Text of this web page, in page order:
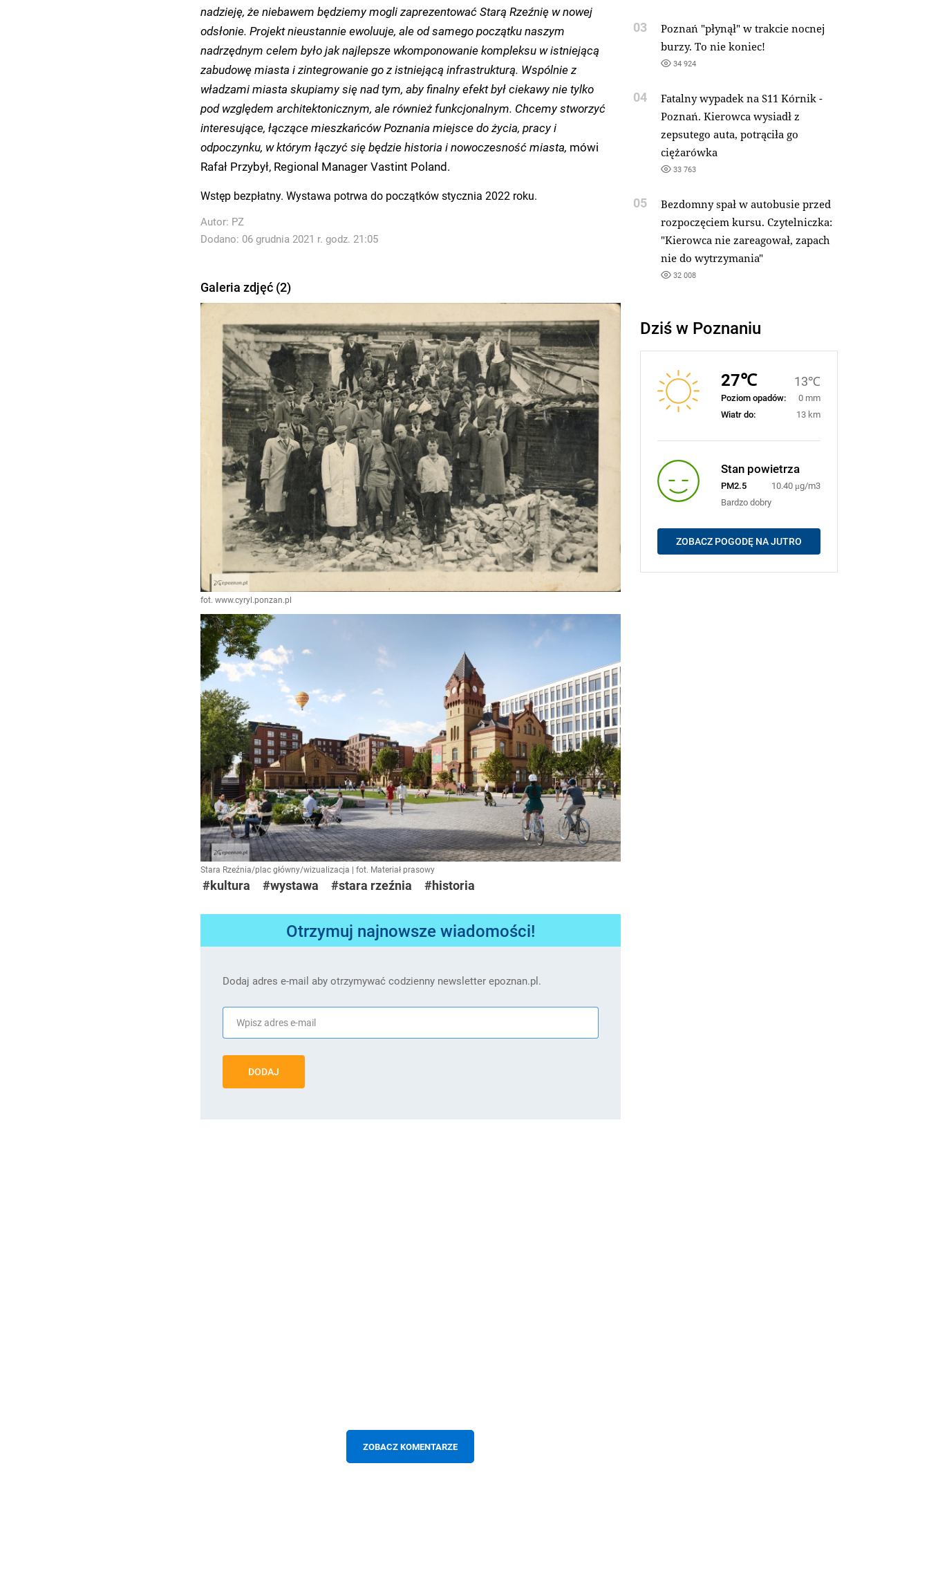
nadzieję, że niebawem będziemy mogli zaprezentować Starą Rzeźnię w nowej
odsłonie. Projekt nieustannie ewoluuje, ale od samego początku naszym
nadrzędnym celem było jak najlepsze wkomponowanie kompleksu w istniejącą
zabudowę miasta i zintegrowanie go z istniejącą infrastrukturą. Wspólnie z
władzami miasta skupiamy się nad tym, aby finalny efekt był ciekawy nie tylko
pod względem architektonicznym, ale również funkcjonalnym. Chcemy stworzyć
interesujące, łączące mieszkańców Poznania miejsce do życia, pracy i
odpoczynku, w którym łączyć się będzie historia i nowoczesność miasta, mówi
Rafał Przybył, Regional Manager Vastint Poland.
Wstęp bezpłatny. Wystawa potrwa do początków stycznia 2022 roku.
Autor: PZ
Dodano: 06 grudnia 2021 r. godz. 21:05
Galeria zdjęć (2)
fot. www.cyryl.ponzan.pl
Stara Rzeźnia/plac główny/wizualizacja | fot. Materiał prasowy
#kultura #wystawa #stara rzeźnia #historia
Otrzymuj najnowsze wiadomości!
Dodaj adres e-mail aby otrzymywać codzienny newsletter epoznan.pl.
DODAJ
ZOBACZ KOMENTARZE
03
Poznań "płynął" w trakcie nocnej
burzy. To nie koniec!
34 924
04
Fatalny wypadek na S11 Kórnik -
Poznań. Kierowca wysiadł z
zepsutego auta, potrąciła go
ciężarówka
33 763
05
Bezdomny spał w autobusie przed
rozpoczęciem kursu. Czytelniczka:
"Kierowca nie zareagował, zapach
nie do wytrzymania"
32 008
Dziś w Poznaniu
27℃ 13℃
Poziom opadów:
0 mm
Wiatr do:
13 km
Stan powietrza
PM2.5
10.40 μg/m3
Bardzo dobry
ZOBACZ POGODĘ NA JUTRO